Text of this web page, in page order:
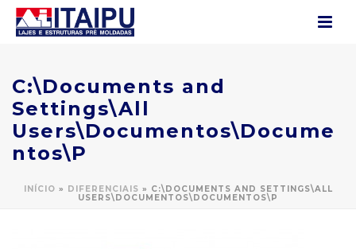
C:\Documents and
Settings\All
Users\Documentos\Docume
ntos\P
INÍCIO » DIFERENCIAIS » C:\DOCUMENTS AND SETTINGS\ALL
USERS\DOCUMENTOS\DOCUMENTOS\P